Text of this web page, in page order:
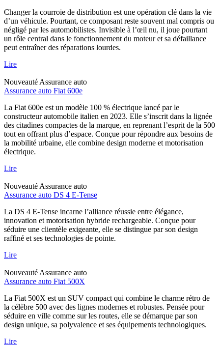
Changer la courroie de distribution est une opération clé dans la vie
d’un véhicule. Pourtant, ce composant reste souvent mal compris ou
négligé par les automobilistes. Invisible à l’œil nu, il joue pourtant
un rôle central dans le fonctionnement du moteur et sa défaillance
peut entraîner des réparations lourdes.
Lire
Nouveauté Assurance auto
Assurance auto Fiat 600e
La Fiat 600e est un modèle 100 % électrique lancé par le
constructeur automobile italien en 2023. Elle s’inscrit dans la lignée
des citadines compactes de la marque, en reprenant l’esprit de la 500
tout en offrant plus d’espace. Conçue pour répondre aux besoins de
la mobilité urbaine, elle combine design moderne et motorisation
électrique.
Lire
Nouveauté Assurance auto
Assurance auto DS 4 E-Tense
La DS 4 E-Tense incarne l’alliance réussie entre élégance,
innovation et motorisation hybride rechargeable. Conçue pour
séduire une clientèle exigeante, elle se distingue par son design
raffiné et ses technologies de pointe.
Lire
Nouveauté Assurance auto
Assurance auto Fiat 500X
La Fiat 500X est un SUV compact qui combine le charme rétro de
la célèbre 500 avec des lignes modernes et robustes. Pensée pour
séduire en ville comme sur les routes, elle se démarque par son
design unique, sa polyvalence et ses équipements technologiques.
Lire